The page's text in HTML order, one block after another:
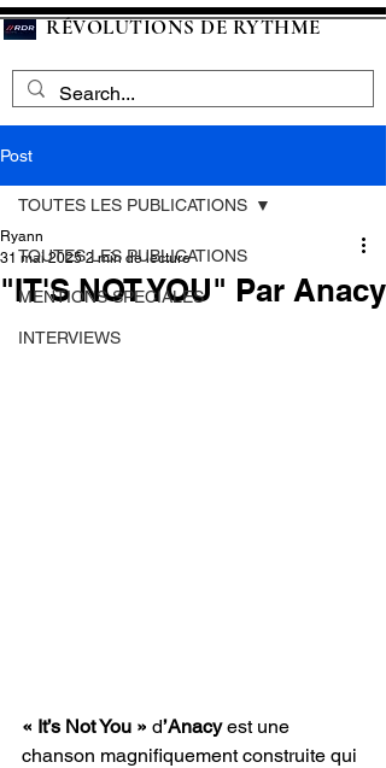
RÉVOLUTIONS DE RYTHME
Post
TOUTES LES PUBLICATIONS
MENTIONS SPECIALES
INTERVIEWS
TOUTES LES PUBLICATIONS
"IT'S NOT YOU" Par Anacy
Ryann
31 mai 2025 2 min de lecture
« It’s Not You » d’Anacy est une
chanson magnifiquement construite qui